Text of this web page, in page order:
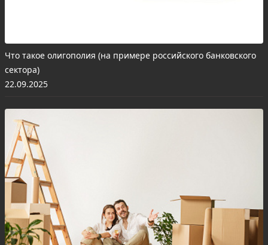
Что такое олигополия (на примере российского банковского
сектора)
22.09.2025